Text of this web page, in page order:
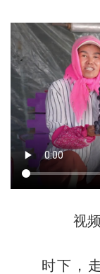
视
时下，走